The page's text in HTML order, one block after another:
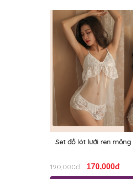
Set đồ lót lưới ren
190,000đ 170,000đ